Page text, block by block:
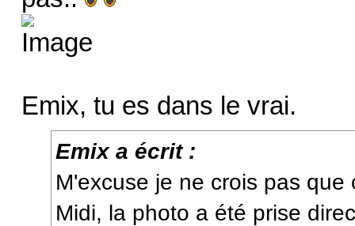
Emix, tu es dans le vrai.
Emix a écrit :
M'excuse je ne crois pas
Midi, la photo a été prise